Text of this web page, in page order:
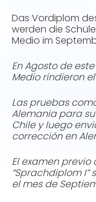
Das Vordiplom
werden die
Medio im
En Agosto de
Medio rindieron
Las pruebas
Alemania para
Chile y luego
corrección en
El examen previo
“Sprachdiplom I”
el mes de